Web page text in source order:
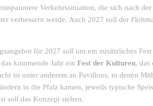
Verkehrssituation, die sich nach
verbessern werde. Auch 2027 soll der
für 2027 soll um ein zusätzliches
kommende Jahr ein Fest der Kulturen,
ist unter anderem an Pavillons, in denen
in die Pfalz kamen, jeweils typische
soll das Konzept stehen.